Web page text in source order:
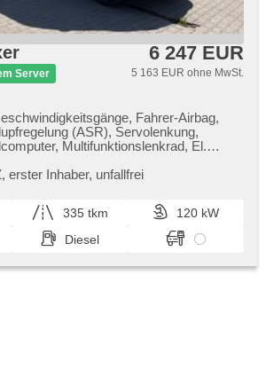
Server
6 247 EUR
5 163 EUR ohne MwSt.
Fahrer-Airbag,
(ASR), Servolenkung,
Multifunktionslenkrad, El.
Zentralverriegelung mit
Spieler, Holzverkleidung, Ausziehbare
posuvné dveře
erster Inhaber,​ unfallfrei
335 tkm
120 kW
Diesel